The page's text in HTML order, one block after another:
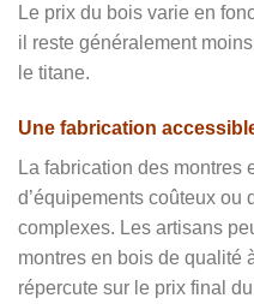
Le prix du bois varie en
il reste généralement
le titane.
Une fabrication
La fabrication des montres
d’équipements coûteux ou
complexes. Les artisans
montres en bois de qualité
répercute sur le prix final